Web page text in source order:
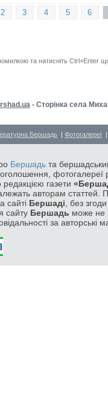
6
5
4
3
2
та натисніть Ctrl+Enter
- Сторінка села
Бершадь | Фотогалереї
Бершадь та
фотогалереї
редакцією газети
авторам статтей.
сайті Бершаді , без
сайту Бершадь може не
за авторські